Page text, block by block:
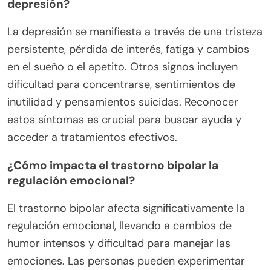
depresión?
La depresión se manifiesta a través de una tristeza
persistente, pérdida de interés, fatiga y cambios
en el sueño o el apetito. Otros signos incluyen
dificultad para concentrarse, sentimientos de
inutilidad y pensamientos suicidas. Reconocer
estos síntomas es crucial para buscar ayuda y
acceder a tratamientos efectivos.
¿Cómo impacta el trastorno bipolar la
regulación emocional?
El trastorno bipolar afecta significativamente la
regulación emocional, llevando a cambios de
humor intensos y dificultad para manejar las
emociones. Las personas pueden experimentar